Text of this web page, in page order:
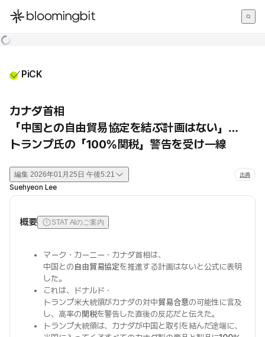
한국어
PiCK
カナダ首相
「中国との自由貿易協定を結ぶ計画はない」…
トランプ氏の「100%関税」警告を受け一線
編集 2026年01月25日 午後5:21 出典
Suehyeon Lee
概要 STAT AIのご案内
マーク・カーニー・カナダ首相は、
中国との自由貿易協定を推進する計画はないと公式に表明
した。
これは、ドナルド・
トランプ米大統領がカナダの対中貿易合意の可能性に言及
し、高率の関税を警告した直後の反応だと伝えた。
トランプ大統領は、カナダが中国と取引を結んだ途端に、